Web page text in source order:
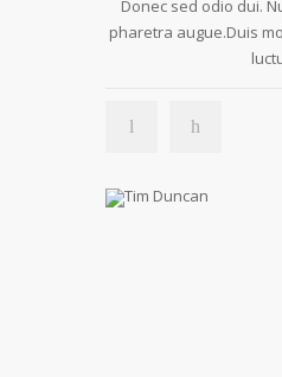
Donec sed odio dui.
pharetra augue.Duis